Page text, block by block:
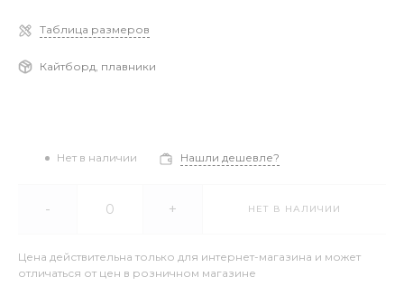
Таблица размеров
Кайтборд, плавники
Нет в наличии Нашли дешевле?
- + НЕТ В НАЛИЧИИ
Цена действительна только для интернет-магазина и может
отличаться от цен в розничном магазине